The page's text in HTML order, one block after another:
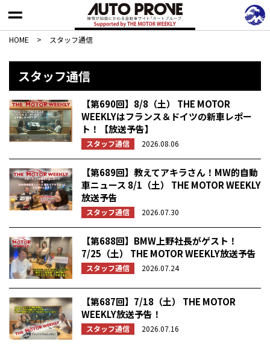
HOME > スタッフ通信
スタッフ通信
【第690回】8/8（土） THE MOTOR
WEEKLYはフランス＆ドイツの新車レポー
ト！【放送予告】
スタッフ通信 2026.08.06
【第689回】教えてアキラさん！MW的自動
車ニュース 8/1（土） THE MOTOR WEEKLY
放送予告
スタッフ通信 2026.07.30
【第688回】BMW上野社長がゲスト！
7/25（土） THE MOTOR WEEKLY放送予告
スタッフ通信 2026.07.24
【第687回】7/18（土） THE MOTOR
WEEKLY放送予告！
スタッフ通信 2026.07.16